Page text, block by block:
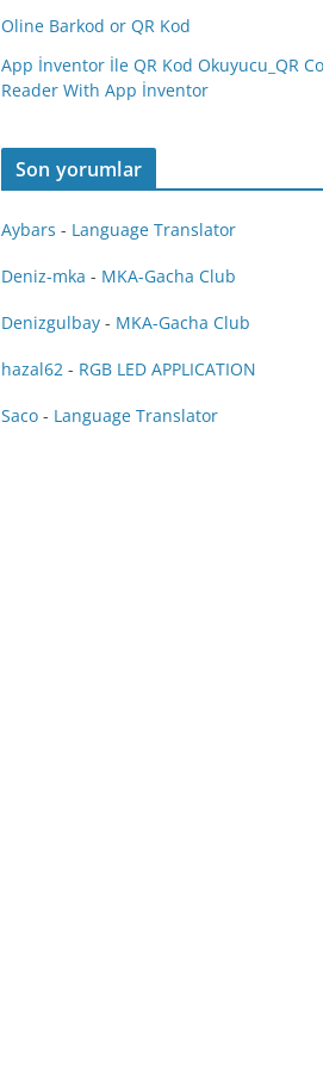
Oline Barkod or QR Kod
App İnventor İle QR Kod Okuyucu_QR
Reader With App İnventor
Son yorumlar
Aybars - Language Translator
Deniz-mka - MKA-Gacha Club
Denizgulbay - MKA-Gacha Club
hazal62 - RGB LED APPLICATION
Saco - Language Translator